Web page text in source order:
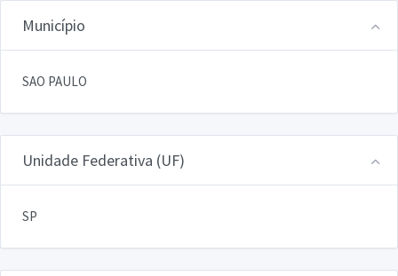
Município
SAO PAULO
Unidade Federativa (UF)
SP